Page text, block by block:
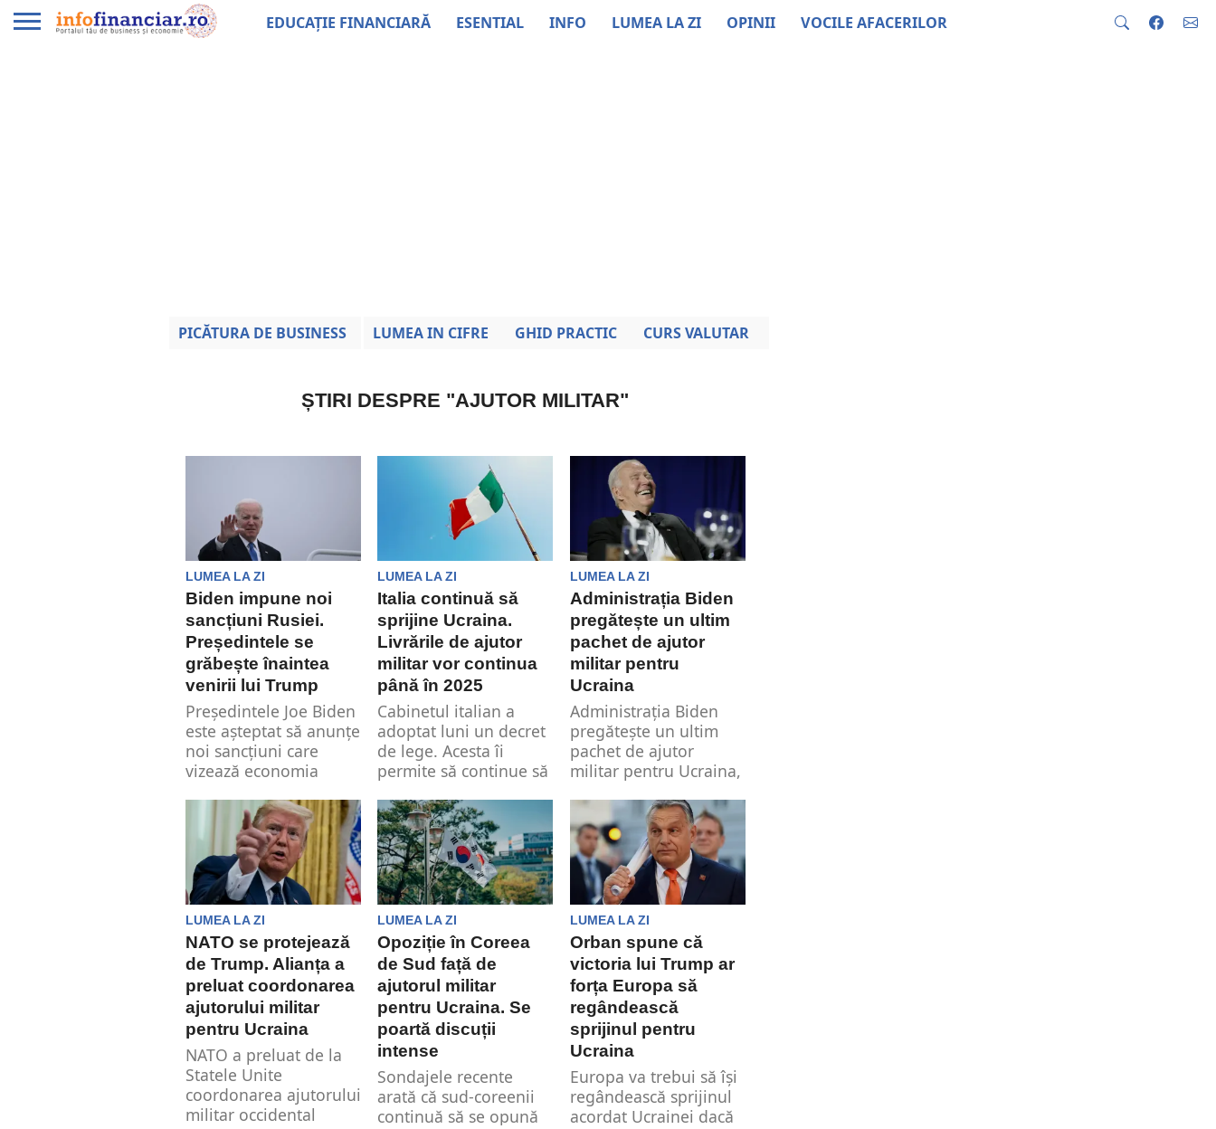
EDUCAȚIE FINANCIARĂ ESENTIAL INFO LUMEA LA ZI OPINII VOCILE AFACERILOR
PICĂTURA DE BUSINESS LUMEA IN CIFRE GHID PRACTIC CURS VALUTAR
ȘTIRI DESPRE "AJUTOR MILITAR"
LUMEA LA ZI
Biden impune noi
sancțiuni Rusiei.
Președintele se
grăbește înaintea
venirii lui Trump
Președintele Joe Biden
este așteptat să anunțe
noi sancțiuni care
vizează economia
săptămână,...
LUMEA LA ZI
Italia continuă să
sprijine Ucraina.
Livrările de ajutor
militar vor continua
până în 2025
Cabinetul italian a
adoptat luni un decret
de lege. Acesta îi
permite să continue să
LUMEA LA ZI
Administrația Biden
pregătește un ultim
pachet de ajutor
militar pentru
Ucraina
Administrația Biden
pregătește un ultim
pachet de ajutor
militar pentru Ucraina,
1,2 miliarde...
LUMEA LA ZI
NATO se protejează
de Trump. Alianța a
preluat coordonarea
ajutorului militar
pentru Ucraina
NATO a preluat de la
Statele Unite
coordonarea ajutorului
militar occidental
LUMEA LA ZI
Opoziție în Coreea
de Sud față de
ajutorul militar
pentru Ucraina. Se
poartă discuții
intense
Sondajele recente
arată că sud-coreenii
continuă să se opună
LUMEA LA ZI
Orban spune că
victoria lui Trump ar
forța Europa să
regândească
sprijinul pentru
Ucraina
Europa va trebui să își
regândească sprijinul
acordat Ucrainei dacă